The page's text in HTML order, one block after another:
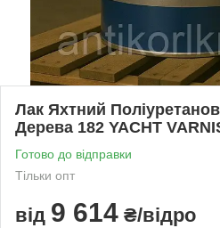
Лак Яхтний
Дерева 182 YACHT
Готово до відправки
Тільки опт
від 9 614 ₴/відро